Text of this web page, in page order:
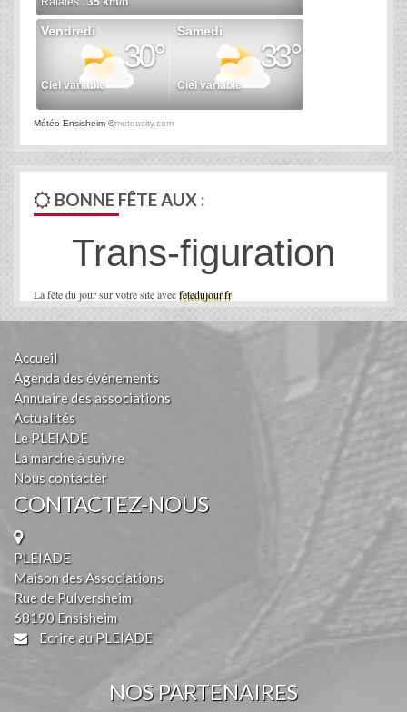
Météo Ensisheim ©meteocity.com
BONNE FÊTE AUX :
La fête du jour sur votre site avecfetedujour.fr
Trans-figuration
Accueil
Agenda des événements
Annuaire des associations
Actualités
Le PLEIADE
La marche à suivre
Nous contacter
CONTACTEZ-NOUS
PLEIADE
Maison des Associations
Rue de Pulversheim
68190 Ensisheim
Ecrire au PLEIADE
NOS PARTENAIRES